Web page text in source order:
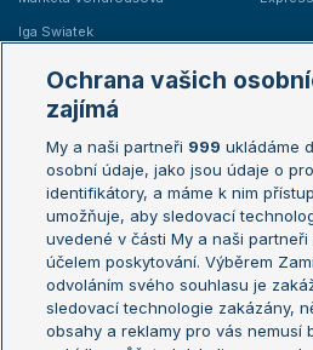
Iga Swiatek
Žebříčky
Žebříček ATP (muži)
Žebříček WTA (ženy)
Sázkařský žebříček
French
US
Turnaj
Turnaj
Ochrana vašich
zajímá
My a naši partneři 999 ukládáme
osobní údaje, jako jsou údaje o
identifikátory, a máme k nim
umožňuje, aby sledovací
uvedené v části My a naši
účelem poskytování. Výběrem
odvoláním svého souhlasu je
sledovací technologie zakázány,
obsahy a reklamy pro vás nemusí